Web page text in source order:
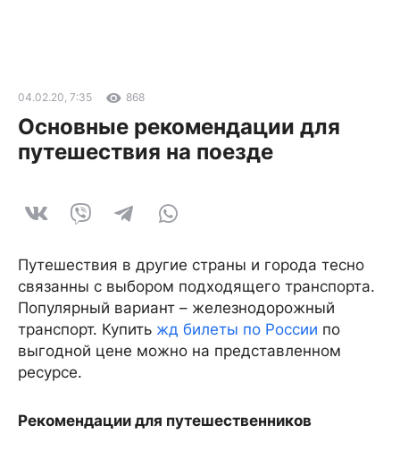
04.02.20, 7:35 868
Основные рекомендации для
путешествия на поезде
Путешествия в другие страны и города тесно
связанны с выбором подходящего транспорта.
Популярный вариант – железнодорожный
транспорт. Купить жд билеты по России по
выгодной цене можно на представленном
ресурсе.
Рекомендации для путешественников